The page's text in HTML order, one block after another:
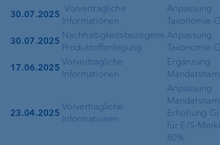
30.07.2025
Vorvertragliche
Informationen
Anpassung
Taxonomie-
30.07.2025
Nachhaltigkeitsbezogene
Produktoffenlegung
Anpassung
Taxonomie-
17.06.2025
Vorvertragliche
Informationen
Ergänzung
23.04.2025
Vorvertragliche
Informationen
Anpassung
Erhöhung
für E/S-
80%